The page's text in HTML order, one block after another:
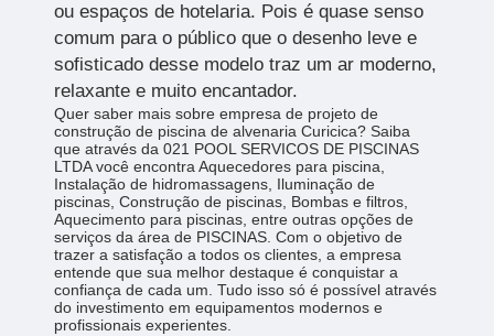
ou espaços de hotelaria. Pois é quase senso
comum para o público que o desenho leve e
sofisticado desse modelo traz um ar moderno,
relaxante e muito encantador.
Quer saber mais sobre empresa de projeto de
construção de piscina de alvenaria Curicica? Saiba
que através da 021 POOL SERVICOS DE PISCINAS
LTDA você encontra Aquecedores para piscina,
Instalação de hidromassagens, Iluminação de
piscinas, Construção de piscinas, Bombas e filtros,
Aquecimento para piscinas, entre outras opções de
serviços da área de PISCINAS. Com o objetivo de
trazer a satisfação a todos os clientes, a empresa
entende que sua melhor destaque é conquistar a
confiança de cada um. Tudo isso só é possível através
do investimento em equipamentos modernos e
profissionais experientes.